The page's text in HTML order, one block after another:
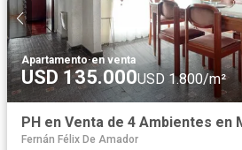
Apartamento·en venta
USD 135.000USD 1.800/m²
Fernán Félix De Amador